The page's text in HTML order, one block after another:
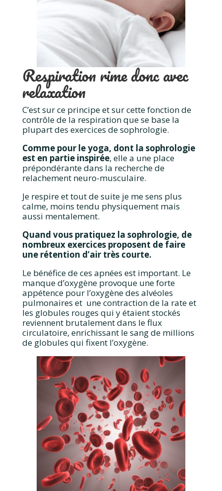
Respiration rime donc avec
relaxation
C’est sur ce principe et sur cette fonction de
contrôle de la respiration que se base la
plupart des exercices de sophrologie.
Comme pour le yoga, dont la sophrologie
est en partie inspirée, elle a une place
prépondérante dans la recherche de
relachement neuro-musculaire.
Je respire et tout de suite je me sens plus
calme, moins tendu physiquement mais
aussi mentalement.
Quand vous pratiquez la sophrologie, de
nombreux exercices proposent de faire
une rétention d’air très courte.
Le bénéfice de ces apnées est important. Le
manque d’oxygène provoque une forte
appétence pour l’oxygène des alvéoles
pulmonaires et une contraction de la rate et
les globules rouges qui y étaient stockés
reviennent brutalement dans le flux
circulatoire, enrichissant le sang de millions
de globules qui fixent l’oxygène.